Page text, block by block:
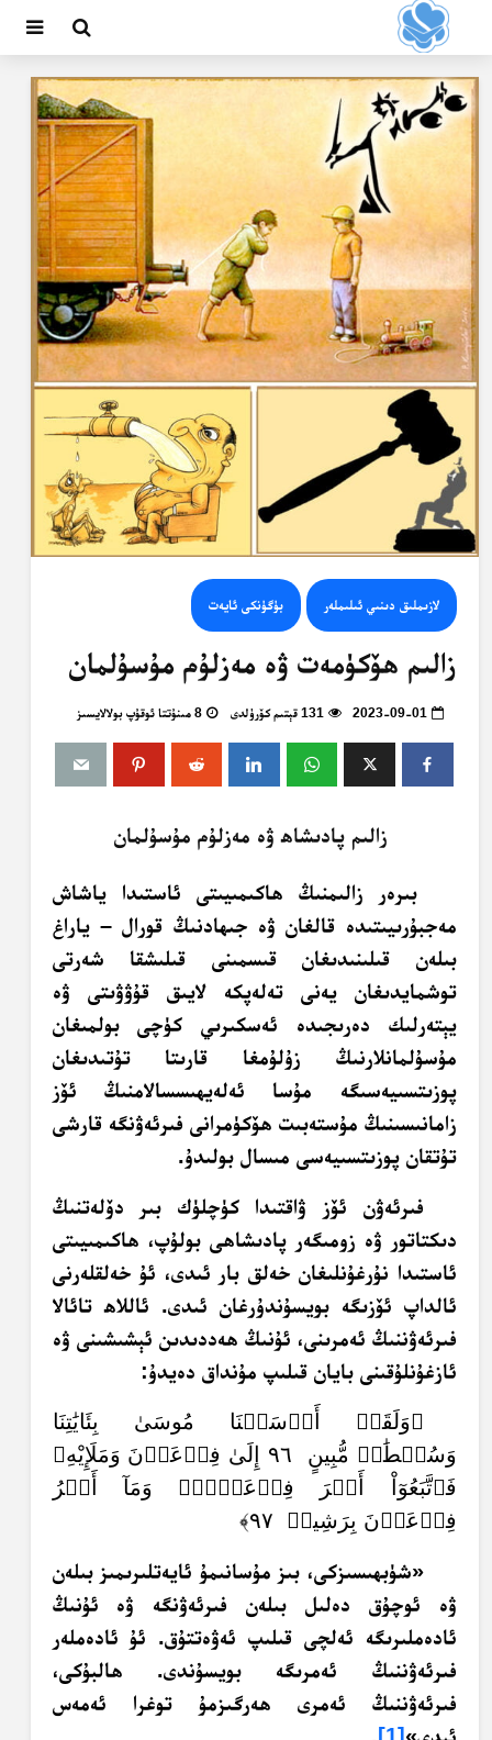
لازىملىق دىنىي ئىلىملەر بۈگۈنكى ئايەت
زالىم ھۆكۈمەت ۋە مەزلۇم مۇسۇلمان
2023-09-01 131 قېتىم كۆرۈلدى 8 مىنۇتتا ئوقۇپ بولالايسىز
زالىم پادىشاھ ۋە مەزلۇم مۇسۇلمان
بىرەر زالىمنىڭ ھاكىمىيىتى ئاستىدا ياشاش
مەجبۇرىيىتىدە قالغان ۋە جىھادنىڭ قورال – ياراغ
بىلەن قىلىنىدىغان قىسمىنى قىلىشقا شەرتى
توشمايدىغان يەنى تەلەپكە لايىق قۇۋۋىتى ۋە
يېتەرلىك دەرىجىدە ئەسكىرىي كۈچى بولمىغان
مۇسۇلمانلارنىڭ زۇلۇمغا قارىتا تۇتىدىغان
پوزىتسىيەسىگە مۇسا ئەلەيھىسسالامنىڭ ئۆز
زامانىسىنىڭ مۇستەبىت ھۆكۈمرانى فىرئەۋنگە قارشى
تۇتقان پوزىتسىيەسى مىسال بولىدۇ.
فىرئەۋن ئۆز ۋاقتىدا كۈچلۈك بىر دۆلەتنىڭ
دىكتاتور ۋە زومىگەر پادىشاھى بولۇپ، ھاكىمىيىتى
ئاستىدا نۇرغۇنلىغان خەلق بار ئىدى، ئۇ خەلقلەرنى
ئالداپ ئۆزىگە بويسۇندۇرغان ئىدى. ئاللاھ تائالا
فىرئەۋننىڭ ئەمرىنى، ئۇنىڭ ھەددىدىن ئېشىشىنى ۋە
ئازغۇنلۇقىنى بايان قىلىپ مۇنداق دەيدۇ:
﴿وَلَقَدۡ أَرۡسَلۡنَا مُوسَىٰ بِئَايَٰتِنَا
وَسُلۡطَٰنٖ مُّبِينٍ ٩٦ إِلَىٰ فِرۡعَوۡنَ وَمَلَإِيْهِۦ
فَٱتَّبَعُوٓاْ أَمۡرَ فِرۡعَوۡنَۖ وَمَآ أَمۡرُ
فِرۡعَوۡنَ بِرَشِيدٖ ٩٧﴾
«شۈبھىسىزكى، بىز مۇسانىمۇ ئايەتلىرىمىز بىلەن
ۋە ئوچۇق دەلىل بىلەن فىرئەۋنگە ۋە ئۇنىڭ
ئادەملىرىگە ئەلچى قىلىپ ئەۋەتتۇق. ئۇ ئادەملەر
فىرئەۋننىڭ ئەمرىگە بويسۇندى. ھالبۇكى،
فىرئەۋننىڭ ئەمرى ھەرگىزمۇ توغرا ئەمەس